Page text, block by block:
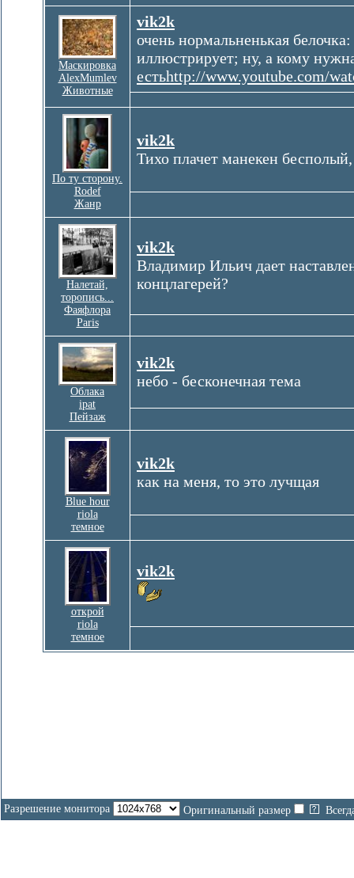
Маскировка
AlexMumlev
Животные
vik2k
очень нормальненькая
иллюстрирует; ну, а кому
естьhttp://www.youtube.com/
По ту сторону.
Rodef
Жанр
vik2k
Тихо плачет манекен
Налетай,
торопись...
Фаяфлора
Paris
vik2k
Владимир Ильич дает
концлагерей?
Облака
ipat
Пейзаж
vik2k
небо - бесконечная тема
Blue hour
riola
темное
vik2k
как на меня, то это лучщая
открой
riola
темное
vik2k
Разрешение монитора Оригинальный размер